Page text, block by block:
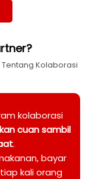
Kolaborasi
kolaborasi
cuan sambil
.
bayar
kali orang